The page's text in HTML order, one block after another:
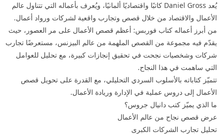
يُعد Daniel Gross كاتبًا واقتصاديًا ألمانيًا، ويُعرف بأعماله التي تتناول عالم
الأعمال والاقتصاد من خلال قصص وتجارب واقعية لشركات ورواد أعمال.
من أبرز أعماله كتاب فوربس: أعظم قصص الأعمال على مر العصور، حيث
يقدّم فيه مجموعة من القصص الملهمة من عالم البيزنس، مستعرضًا تجارب
شركات وشخصيات نجحت في تحقيق إنجازات كبيرة، مع تحليل للعوامل
التي ساهمت في هذا النجاح.
تتميّز كتاباته بالأسلوب السردي التحليلي، مع القدرة على تحويل قصص
الأعمال إلى دروس عملية في الإدارة وريادة الأعمال.
ما الذي يميّز كتب دانيال جروس؟
عرض قصص نجاح من عالم الأعمال
تحليل تجارب الشركات الكبرى